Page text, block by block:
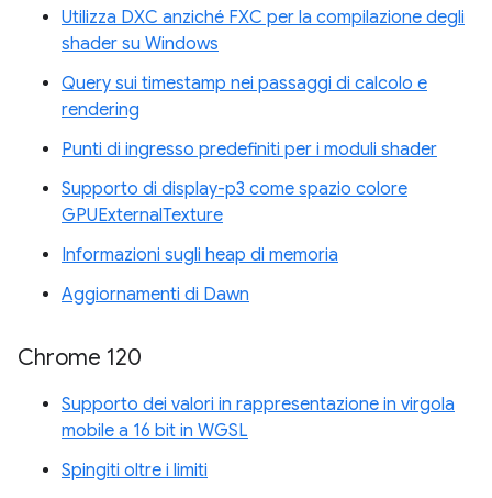
Utilizza DXC anziché FXC per la compilazione degli
shader su Windows
Query sui timestamp nei passaggi di calcolo e
rendering
Punti di ingresso predefiniti per i moduli shader
Supporto di display-p3 come spazio colore
GPUExternalTexture
Informazioni sugli heap di memoria
Aggiornamenti di Dawn
Chrome 120
Supporto dei valori in rappresentazione in virgola
mobile a 16 bit in WGSL
Spingiti oltre i limiti